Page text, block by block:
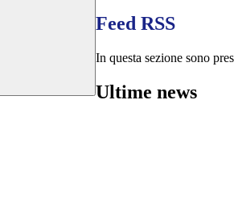
Feed RSS
In questa sezione sono
Ultime news